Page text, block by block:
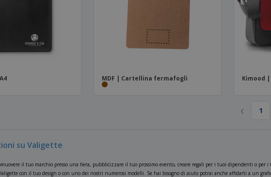
MDF | Cartellina fermafogli Kimood
‹ 1
su Valigette
il tuo marchio presso una fiera, pubblicizzare il tuo prossimo evento, creare regali per i tuoi dipendenti o per
con il tuo design o con uno dei nostri numerosi modelli. Se hai bisogno di aiuto potrai anche affidarti a un